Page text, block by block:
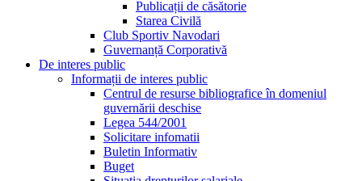
Publicații de căsătorie
Starea Civilă
Club Sportiv Navodari
Guvernanță Corporativă
De interes public
Informații de interes public
Centrul de resurse bibliografice în domeniul
guvernării deschise
Legea 544/2001
Solicitare infomatii
Buletin Informativ
Buget